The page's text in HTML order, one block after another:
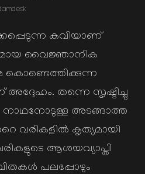
കവിയാണ്
വൈജ്ഞാനിക
കൊണ്ടെത്തിക്കുന്ന
തന്നെ സൃഷ്ടിച്ചു
നാഥനോടുള്ള അടങ്ങാത്ത
വരികളില്‍ കൃത്യമായി
ആശയവ്യാപ്തി
പലപ്പോഴും